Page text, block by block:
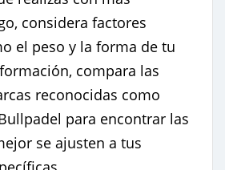
considera factores
el peso y la forma de tu
compara las
reconocidas como
para encontrar las
se ajusten a tus